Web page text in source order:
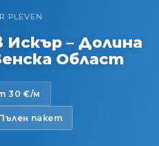
PLEVEN
Искър – Долина
Област
30 €/м
пакет